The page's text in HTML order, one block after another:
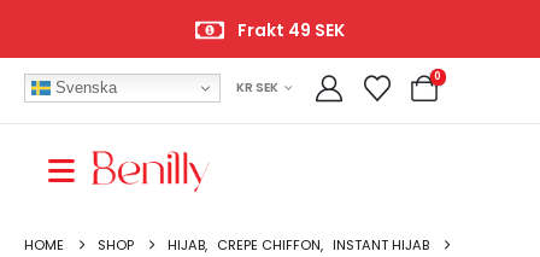
Frakt 49 SEK
Svenska KR SEK
0
HOME SHOP HIJAB, CREPE CHIFFON, INSTANT HIJAB